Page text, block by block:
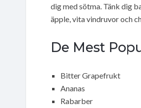
dig med sötma. Tänk dig
äpple, vita vindruvor och
De Mest
Bitter Grapefrukt
Ananas
Rabarber